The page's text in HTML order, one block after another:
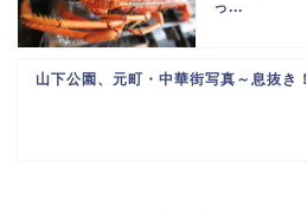
っ...
山下公園、元町・中華街写真～息抜き！